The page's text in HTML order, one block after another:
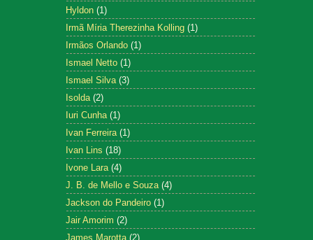
Hyldon (1)
Irmã Míria Therezinha Kolling (1)
Irmãos Orlando (1)
Ismael Netto (1)
Ismael Silva (3)
Isolda (2)
Iuri Cunha (1)
Ivan Ferreira (1)
Ivan Lins (18)
Ivone Lara (4)
J. B. de Mello e Souza (4)
Jackson do Pandeiro (1)
Jair Amorim (2)
James Marotta (2)